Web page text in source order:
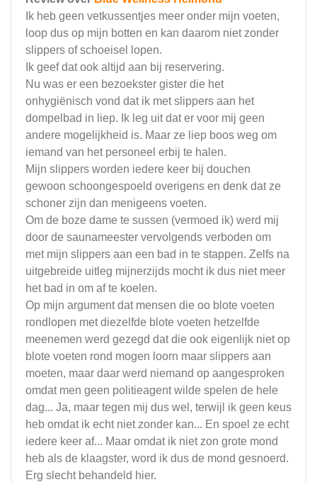
Ik heb geen vetkussentjes meer onder mijn voeten,
loop dus op mijn botten en kan daarom niet zonder
slippers of schoeisel lopen.
Ik geef dat ook altijd aan bij reservering.
Nu was er een bezoekster gister die het
onhygiënisch vond dat ik met slippers aan het
dompelbad in liep. Ik leg uit dat er voor mij geen
andere mogelijkheid is. Maar ze liep boos weg om
iemand van het personeel erbij te halen.
Mijn slippers worden iedere keer bij douchen
gewoon schoongespoeld overigens en denk dat ze
schoner zijn dan menigeens voeten.
Om de boze dame te sussen (vermoed ik) werd mij
door de saunameester vervolgends verboden om
met mijn slippers aan een bad in te stappen. Zelfs na
uitgebreide uitleg mijnerzijds mocht ik dus niet meer
het bad in om af te koelen.
Op mijn argument dat mensen die oo blote voeten
rondlopen met diezelfde blote voeten hetzelfde
meenemen werd gezegd dat die ook eigenlijk niet op
blote voeten rond mogen loorn maar slippers aan
moeten, maar daar werd niemand op aangesproken
omdat men geen politieagent wilde spelen de hele
dag... Ja, maar tegen mij dus wel, terwijl ik geen keus
heb omdat ik echt niet zonder kan... En spoel ze echt
iedere keer af... Maar omdat ik niet zon grote mond
heb als de klaagster, word ik dus de mond gesnoerd.
Erg slecht behandeld hier.